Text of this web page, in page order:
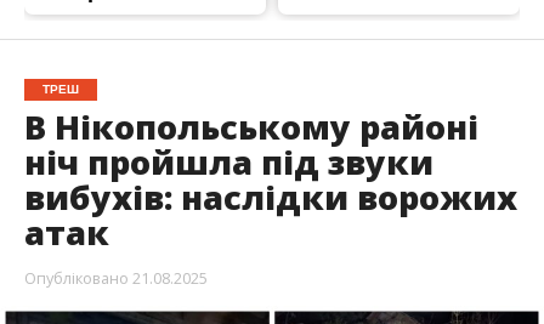
Вночі сили ППО успішно відбили масовану